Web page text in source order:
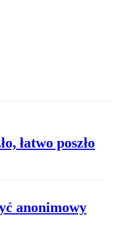
łatwo poszło
anonimowy